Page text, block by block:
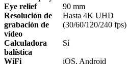
Eye relief
90 mm
Resolución de
grabación de
vídeo
Hasta 4K UHD
(30/60/120/240 fps)
Calculadora
balística
Sí
WiFi
iOS, Android